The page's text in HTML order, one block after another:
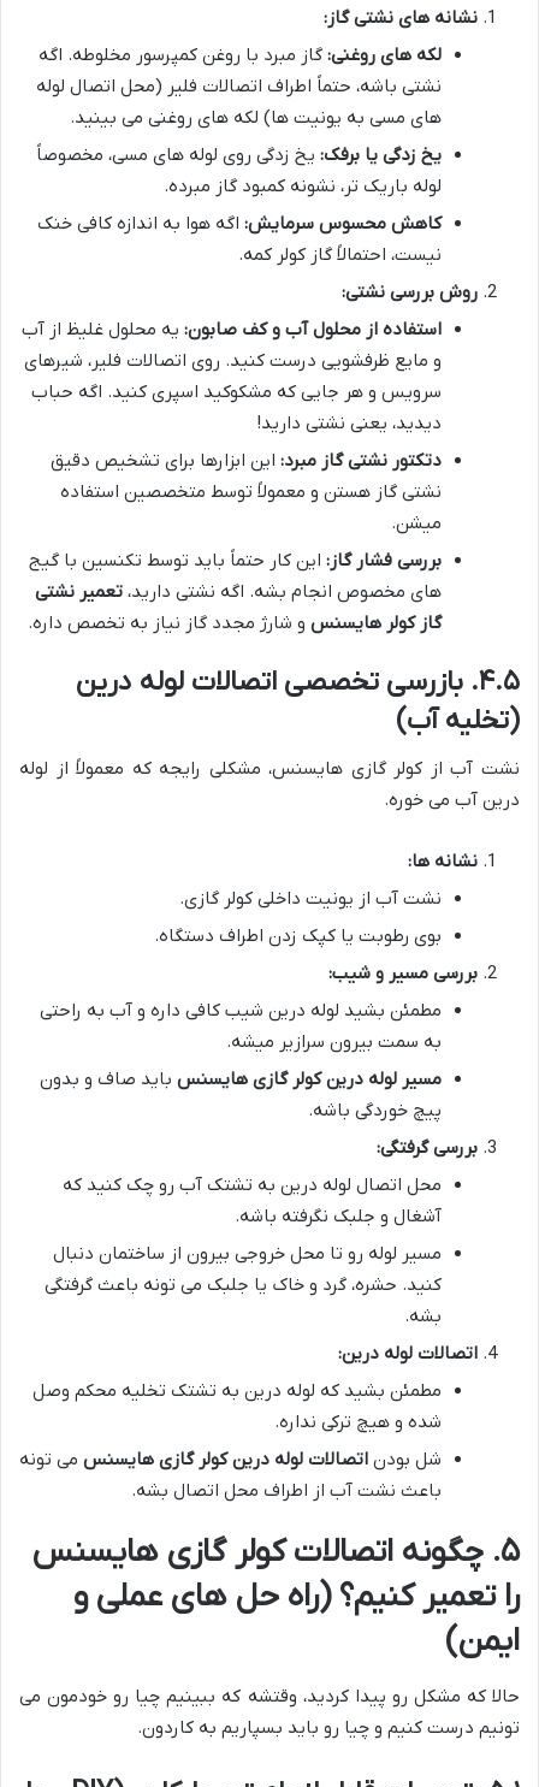
نشانه های نشتی گاز:
لکه های روغنی: گاز مبرد با روغن کمپرسور مخلوطه. اگه
نشتی باشه، حتماً اطراف اتصالات فلیر (محل اتصال لوله
های مسی به یونیت ها) لکه های روغنی می بینید.
یخ زدگی یا برفک: یخ زدگی روی لوله های مسی، مخصوصاً
لوله باریک تر، نشونه کمبود گاز مبرده.
کاهش محسوس سرمایش: اگه هوا به اندازه کافی خنک
نیست، احتمالاً گاز کولر کمه.
روش بررسی نشتی:
استفاده از محلول آب و کف صابون: یه محلول غلیظ از آب
و مایع ظرفشویی درست کنید. روی اتصالات فلیر، شیرهای
سرویس و هر جایی که مشکوکید اسپری کنید. اگه حباب
دیدید، یعنی نشتی دارید!
دتکتور نشتی گاز مبرد: این ابزارها برای تشخیص دقیق
نشتی گاز هستن و معمولاً توسط متخصصین استفاده
میشن.
بررسی فشار گاز: این کار حتماً باید توسط تکنسین با گیج
های مخصوص انجام بشه. اگه نشتی دارید، تعمیر نشتی
گاز کولر هایسنس و شارژ مجدد گاز نیاز به تخصص داره.
۴.۵. بازرسی تخصصی اتصالات لوله درین
(تخلیه آب)
نشت آب از کولر گازی هایسنس، مشکلی رایجه که معمولاً از لوله
درین آب می خوره.
نشانه ها:
نشت آب از یونیت داخلی کولر گازی.
بوی رطوبت یا کپک زدن اطراف دستگاه.
بررسی مسیر و شیب:
مطمئن بشید لوله درین شیب کافی داره و آب به راحتی
به سمت بیرون سرازیر میشه.
مسیر لوله درین کولر گازی هایسنس باید صاف و بدون
پیچ خوردگی باشه.
بررسی گرفتگی:
محل اتصال لوله درین به تشتک آب رو چک کنید که
آشغال و جلبک نگرفته باشه.
مسیر لوله رو تا محل خروجی بیرون از ساختمان دنبال
کنید. حشره، گرد و خاک یا جلبک می تونه باعث گرفتگی
بشه.
اتصالات لوله درین:
مطمئن بشید که لوله درین به تشتک تخلیه محکم وصل
شده و هیچ ترکی نداره.
شل بودن اتصالات لوله درین کولر گازی هایسنس می تونه
باعث نشت آب از اطراف محل اتصال بشه.
۵. چگونه اتصالات کولر گازی هایسنس
را تعمیر کنیم؟ (راه حل های عملی و
ایمن)
حالا که مشکل رو پیدا کردید، وقتشه که ببینیم چیا رو خودمون می
تونیم درست کنیم و چیا رو باید بسپاریم به کاردون.